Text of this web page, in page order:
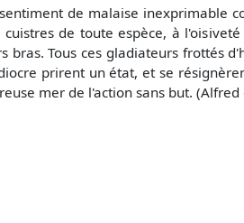
de malaise inexprimable
cuistres de toute espèce, à
bras. Tous ces gladiateurs frottés
prirent un état, et se
mer de l'action sans but. (Alfred